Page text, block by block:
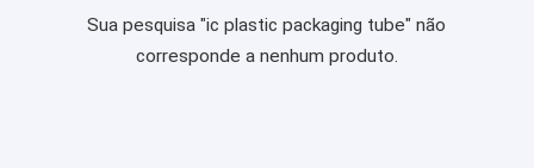
Sua pesquisa "ic plastic packaging tube" não
corresponde a nenhum produto.